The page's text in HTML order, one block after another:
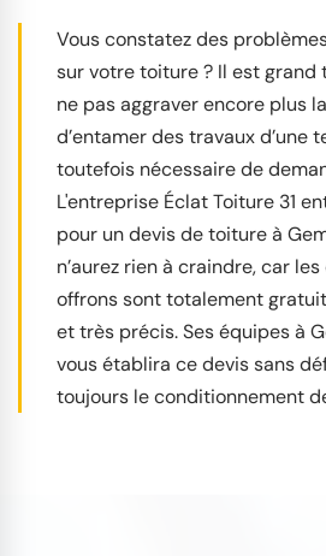
Vous constatez des
sur votre toiture ? Il est grand
ne pas aggraver encore plus
d’entamer des travaux d’une
toutefois nécessaire de
L'entreprise Éclat Toiture 31
pour un devis de toiture à
n’aurez rien à craindre, car
offrons sont totalement
et très précis. Ses équipes à
vous établira ce devis sans
toujours le conditionnement